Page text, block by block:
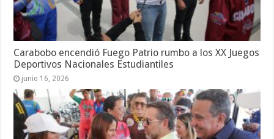
Carabobo encendió Fuego Patrio rumbo a los XX Juegos
Deportivos Nacionales Estudiantiles
junio 16, 2026